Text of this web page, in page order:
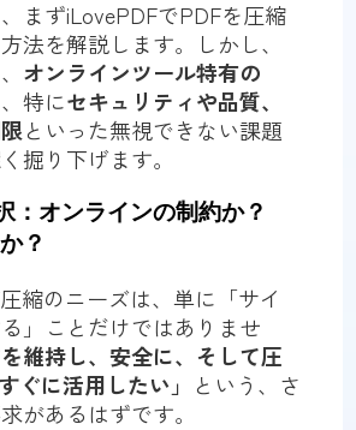
まずiLovePDFでPDFを圧縮
法を解説します。しかし、
オンラインツール特有の
、特にセキュリティや品質、
といった無視できない課題
掘り下げます。
：オンラインの制約か？
？
縮のニーズは、単に「サイ
」ことだけではありませ
を維持し、安全に、そして圧
ぐに活用したい」 という、さ
があるはずです。